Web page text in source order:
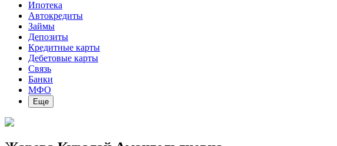
Ипотека
Автокредиты
Займы
Депозиты
Кредитные карты
Дебетовые карты
Связь
Банки
МФО
Еще